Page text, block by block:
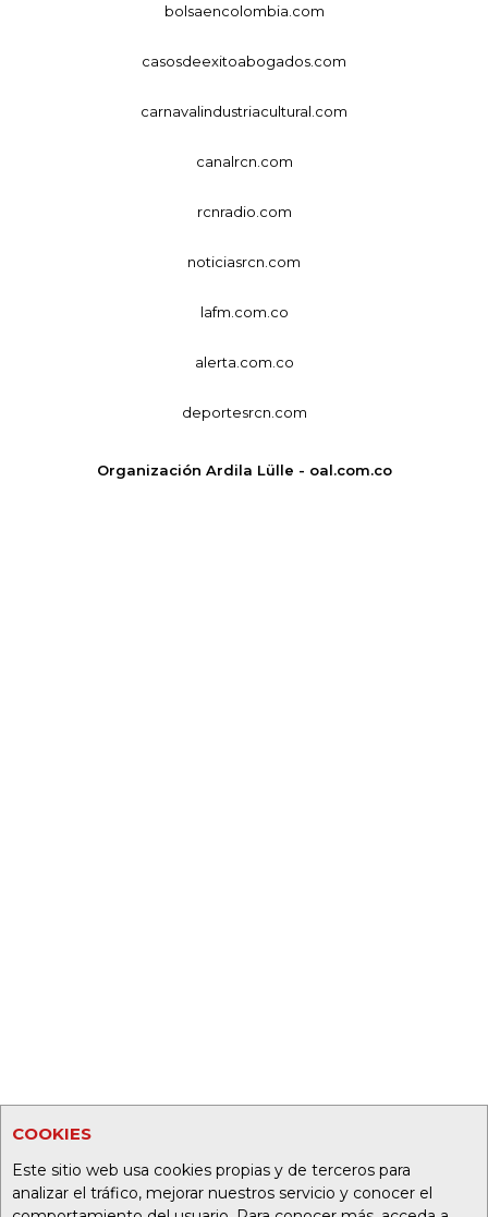
COOKIES
Este sitio web usa cookies propias y de terceros para
analizar el tráfico, mejorar nuestros servicio y conocer el
bolsaencolombia.com
casosdeexitoabogados.com
carnavalindustriacultural.com
canalrcn.com
rcnradio.com
noticiasrcn.com
lafm.com.co
alerta.com.co
deportesrcn.com
Organización Ardila Lülle - oal.com.co